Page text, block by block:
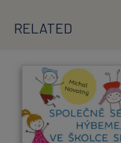
RELATED